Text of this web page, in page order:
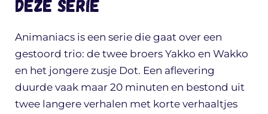
deze serie
Animaniacs is een serie die gaat over een
gestoord trio: de twee broers Yakko en Wakko
en het jongere zusje Dot. Een aflevering
duurde vaak maar 20 minuten en bestond uit
twee langere verhalen met korte verhaaltjes